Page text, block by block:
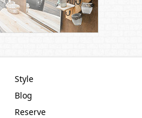
Style
Blog
Reserve